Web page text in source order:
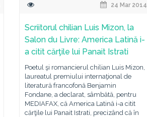
24 Mar 2014
Scriitorul chilian Luis Mizon, la
Salon du Livre: America Latină i-
a citit cărţile lui Panait Istrati
Poetul şi romancierul chilian Luis Mizon,
laureatul premiului internaţional de
literatură francofonă Benjamin
Fondane, a declarat, sâmbătă, pentru
MEDIAFAX, că America Latină i-a citit
cărţile lui Panait Istrati, precizând că în